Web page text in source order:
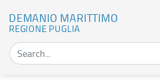
DEMANIO MARITTIMO
REGIONE PUGLIA